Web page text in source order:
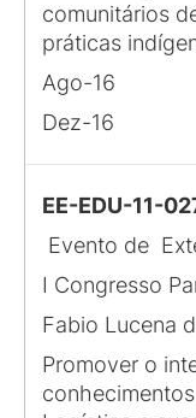
comunitários
práticas
Ago-16
Dez-16
EE-EDU-11-
Evento de
I Congresso
Fabio Lucena
Promover o